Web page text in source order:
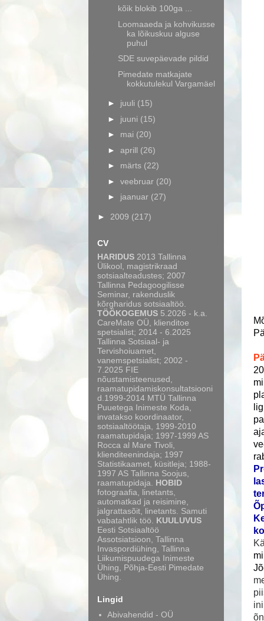
kõik blokib 100ga ...
Loomaaeda ja kohvikusse
ka lõikuskuu alguse
puhul
SDE suvepäevade pildid
Pimedate matkajate
kokkutulekul Vargamäel
► juuli (15)
► juuni (15)
► mai (20)
► aprill (26)
► märts (22)
► veebruar (20)
► jaanuar (27)
► 2009 (217)
CV
HARIDUS 2013 Tallinna
Ülikool, magistrikraad
sotsiaalteadustes; 2007
Tallinna Pedagoogilisse
Seminar, rakenduslik
kõrgharidus sotsiaaltöö.
TÖÖKOGEMUS 5.2026 - k.a.
CareMate OÜ, klienditoe
spetsialist; 2014 - 6.2025
Tallinna Sotsiaal- ja
Tervishoiuamet,
vanemspetsialist; 2002 -
7.2025 FIE
nõustamisteenused,
raamatupidamiskonsultatsiooni
d.1999-2014 MTÜ Tallinna
Puuetega Inimeste Koda,
invatakso koordinaator,
sotsiaaltöötaja, 1999-2010
raamatupidaja; 1997-1999 AS
Rocca al Mare Tivoli,
klienditeenindaja; 1997
Statistikaamet, küsitleja; 1988-
1997 AS Tallinna Soojus,
raamatupidaja. HOBID
fotograafia, linetants,
automatkad ja reisimine,
jalgrattasõit, linetants. Samuti
vabatahtlik töö. KUULUVUS
Eesti Sotsiaaltöö
Assotsiatsioon, Tallinna
Invaspordiühing, Tallinna
Liikumispuudega Inimeste
Ühing, Põhja-Eesti Pimedate
Ühing.
Lingid
Abivahendid - OÜ